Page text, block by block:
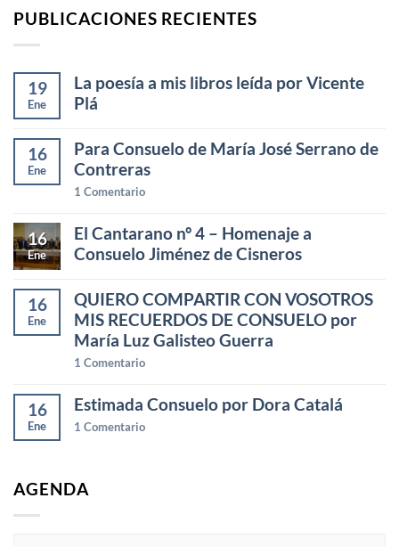
PUBLICACIONES RECIENTES
19
Ene
La poesía a mis libros leída por Vicente
Plá
16
Ene
Para Consuelo de María José Serrano de
Contreras
1 Comentario
16
Ene
El Cantarano nº 4 – Homenaje a
Consuelo Jiménez de Cisneros
16
Ene
QUIERO COMPARTIR CON VOSOTROS
MIS RECUERDOS DE CONSUELO por
María Luz Galisteo Guerra
1 Comentario
16
Ene
Estimada Consuelo por Dora Catalá
1 Comentario
AGENDA